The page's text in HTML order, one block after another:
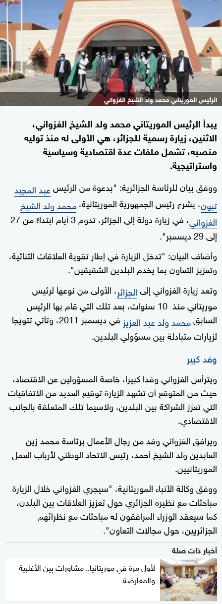
الرئيس الموريتاني محمد ولد الشيخ الغزواني
يبدأ الرئيس الموريتاني محمد ولد الشيخ الغزواني،
الاثنين، زيارة رسمية للجزائر، هي الأولى له منذ توليه
منصبه، تشمل ملفات عدة اقتصادية وسياسية
واستراتيجية.
ووفق بيان للرئاسة الجزائرية: "بدعوة من الرئيسعبد المجيد
تبون، يشرع رئيس الجمهورية الموريتانية،محمد ولد الشيخ
الغزواني
، في زيارة دولة إلى الجزائر، تدوم 3 أيام ابتداءً من 27
إلى 29 ديسمبر".
وأضاف البيان: "تدخل الزيارة في إطار تقوية العلاقات الثنائية،
وتعزيز التعاون بما يخدم البلدين الشقيقين".
وتعد زيارة الغزواني إلىالجزائر، الأولى من نوعها لرئيس
موريتاني منذ 10 سنوات، بعد تلك التي قام بها الرئيس
السابقمحمد ولد عبد العزيز
في ديسمبر 2011، وتأتي تتويجا
لزيارات متبادلة بين مسؤولي البلدين.
وفد كبير
ويترأس الغزواني وفدا كبيرا، خاصة المسؤولين عن الاقتصاد،
حيث من المتوقع أن تشهد الزيارة توقيع العديد من الاتفاقيات
التي تعزز الشراكة بين البلدين، ولاسيما تلك المتعلقة بالجانب
الاقتصادي.
ويرافق الغزواني وفد من رجال الأعمال برئاسة محمد زين
العابدين ولد الشيخ أحمد، رئيس الاتحاد الوطني لأرباب العمل
الموريتانيين.
ووفق وكالة الأنباء الموريتانية، "سيجري الغزواني خلال الزيارة
مباحثات مع نظيره الجزائري حول تعزيز العلاقات بين البلدن،
كما سيعقد الوزراء المرافقون له مباحثات مع نظرائهم
الجزائريين، حول مجالات التعاون".
أخبار ذات صلة
لأول مرة في موريتانيا.. مشاورات بين الأغلبية
والمعارضة